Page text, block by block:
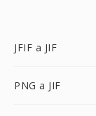
JFIF a JIF
PNG a JIF